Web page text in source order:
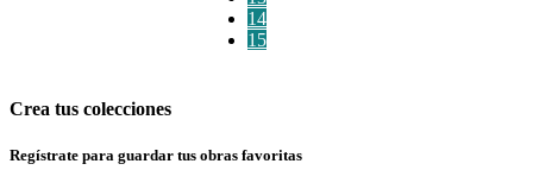
14
15
Crea tus colecciones
Regístrate para guardar tus obras favoritas